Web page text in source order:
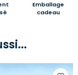
Emballage
cadeau